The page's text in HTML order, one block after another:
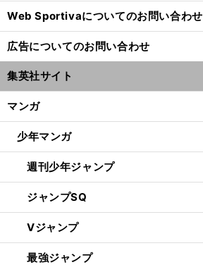
Web Sportivaについてのお問い合わせ
広告についてのお問い合わせ
集英社サイト
マンガ
少年マンガ
週刊少年ジャンプ
ジャンプSQ
Vジャンプ
最強ジャンプ